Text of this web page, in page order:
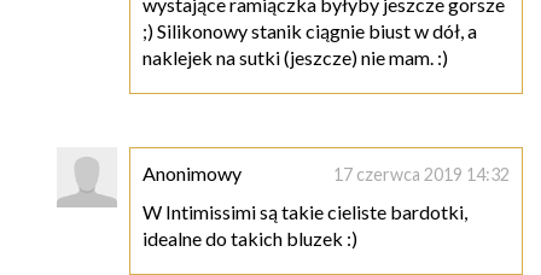
;) Silikonowy stanik ciągnie biust w dół, a
naklejek na sutki (jeszcze) nie mam. :)
Anonimowy 17 czerwca 2019 14:32
W Intimissimi są takie cieliste bardotki,
idealne do takich bluzek :)